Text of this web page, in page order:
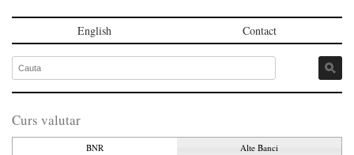
English Contact
Curs valutar
BNR Alte Banci